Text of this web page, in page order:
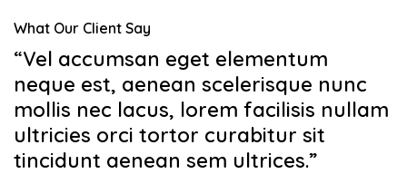
What Our Client Say
“Vel accumsan eget elementum
neque est, aenean scelerisque nunc
mollis nec lacus, lorem facilisis nullam
ultricies orci tortor curabitur sit
tincidunt aenean sem ultrices.”